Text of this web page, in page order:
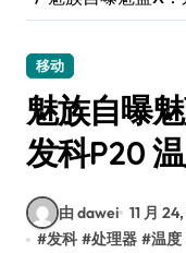
移动
魅族自曝
发科P20
由 dawei 11 月
#发科 #处理器 #温度